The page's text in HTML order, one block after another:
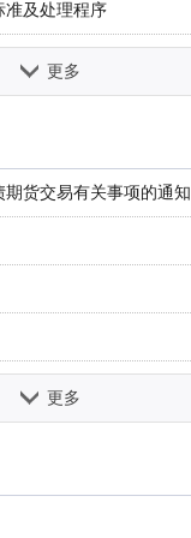
准及处理程序
及处理程序
更多
货交易有关事项的通知
更多